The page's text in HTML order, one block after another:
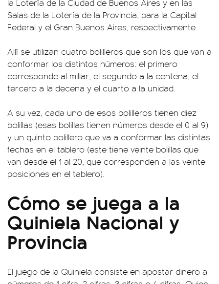
la Lotería de la Ciudad de Buenos Aires y en las
Salas de la Lotería de la Provincia, para la Capital
Federal y el Gran Buenos Aires, respectivamente.
Allí se utilizan cuatro bolilleros que son los que van a
conformar los distintos números: el primero
corresponde al millar, el segundo a la centena, el
tercero a la decena y el cuarto a la unidad.
A su vez, cada uno de esos bolilleros tienen diez
bolillas (esas bolillas tienen números desde el 0 al 9)
y un quinto bolillero que va a conformar las distintas
fechas en el tablero (este tiene veinte bolillas que
van desde el 1 al 20, que corresponden a las veinte
posiciones en el tablero).
Cómo se juega a la
Quiniela Nacional y
Provincia
El juego de la Quiniela consiste en apostar dinero a